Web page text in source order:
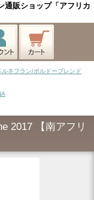
通販ショップ「アフリカ
ネフラン/ボルドーブレンド
2017 【南アフリ